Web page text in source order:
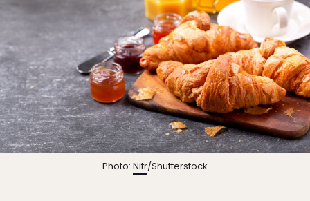
Photo: Nitr/Shutterstock